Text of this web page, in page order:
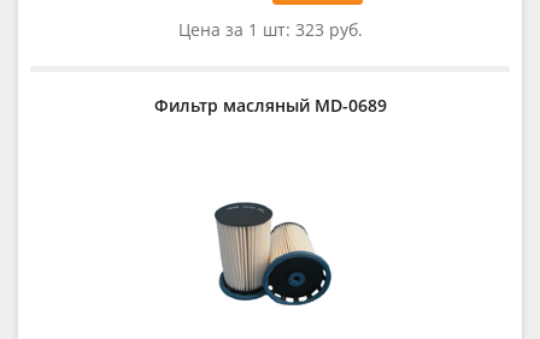
Цена за 1 шт: 323 руб.
Фильтр масляный MD-0689